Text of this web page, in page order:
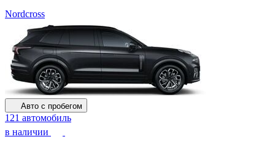
Nordcross
Авто с пробегом
121 автомобиль
в наличии